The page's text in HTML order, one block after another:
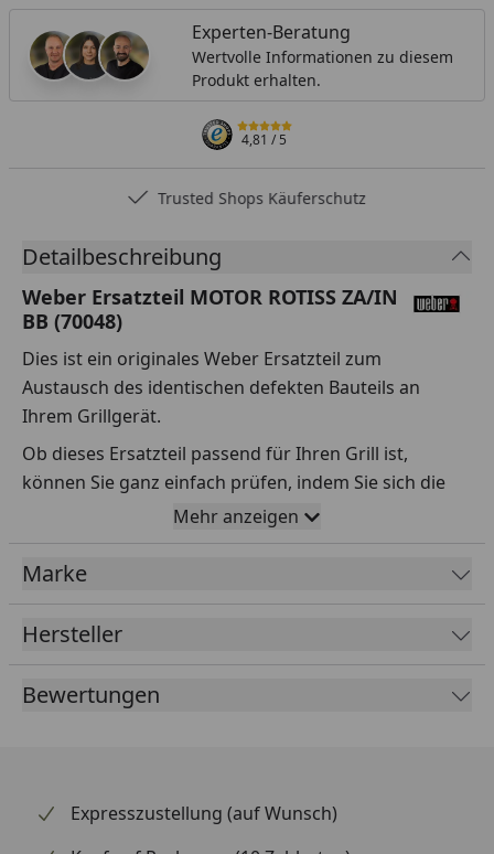
Experten-Beratung
Wertvolle Informationen zu diesem
Produkt erhalten.
4,81/ 5
Trusted Shops Käuferschutz
Detailbeschreibung
Weber Ersatzteil MOTOR ROTISS ZA/IN
BB (70048)
Dies ist ein originales Weber Ersatzteil zum
Austausch des identischen defekten Bauteils an
Ihrem Grillgerät.
Ob dieses Ersatzteil passend für Ihren Grill ist,
können Sie ganz einfach prüfen, indem Sie sich die
Explosionszeichnung Ihres Grills anschauen und dort
das betreffende Teil heraussuchen.
Über die Seriennummer Ihres Grillgeräts kommen Sie
ganz einfach zur passenden Explosionszeichnung.
Geben Sie dafür die Seriennummer
Sollte Ihnen nicht bekannt sein, wo Sie die
Abmessungen oder Gewichte zu den Ersatzteilen
Mehr anzeigen
Marke
Hersteller
Bewertungen
Expresszustellung (auf Wunsch)